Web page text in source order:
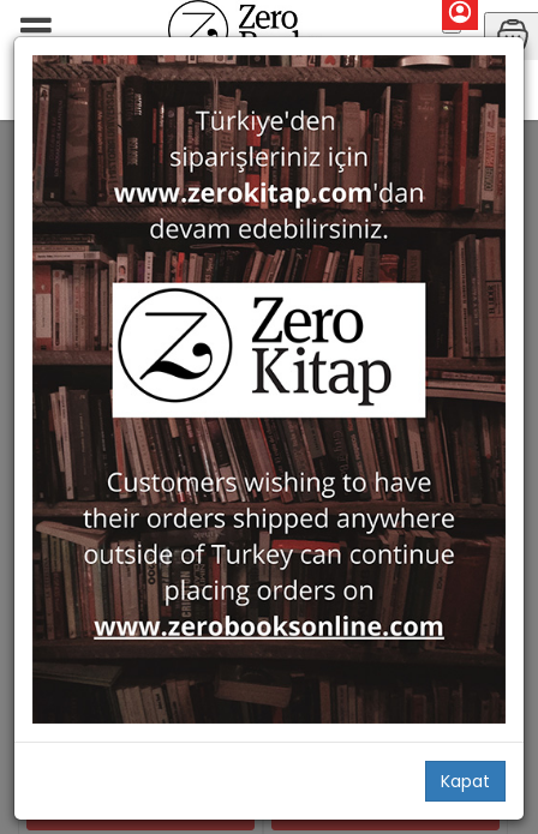
Kapat
Search: Arsen Yarman
SEARCH: ARSEN YARMAN 3 ürün bulundu
Filter Show Only in Stock
Hızlı Bakış
Osmanli Doneminde
Mucevher ve Ermeni
Kuyumcular
Yapı Kredi Yayınları
Hızlı Bakış
Jewelry and Armenian
Goldsmiths under the
Ottomans
Yapı Kredi Yayınları
Arsen Yarman
735,00
560,00